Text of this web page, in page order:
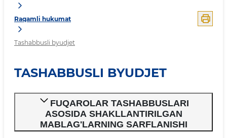
Raqamli hukumat
Tashabbusli byudjet
TASHABBUSLI BYUDJET
FUQAROLAR TASHABBUSLARI
ASOSIDA SHAKLLANTIRILGAN
MABLAG'LARNING SARFLANISHI